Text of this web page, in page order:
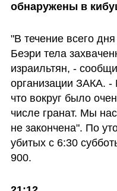
обнаружены в
"В течение всего
Беэри тела
израильтян, -
организации ЗАКА. -
что вокруг было
числе гранат. Мы
не закончена". По
убитых с 6:30
900.